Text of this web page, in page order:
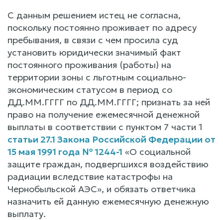
С данным решением истец не согласна,
поскольку постоянно проживает по адресу
пребывания, в связи с чем просила суд
установить юридически значимый факт
постоянного проживания (работы) на
территории зоны с льготным социально-
экономическим статусом в период со
ДД.ММ.ГГГГ по ДД.ММ.ГГГГ; признать за ней
право на получение ежемесячной денежной
выплаты в соответствии с пунктом 7 части 1
статьи 27.1 Закона Российской Федерации от
15 мая 1991 года № 1244-1 «О социальной
защите граждан, подвергшихся воздействию
радиации вследствие катастрофы на
Чернобыльской АЭС», и обязать ответчика
назначить ей данную ежемесячную денежную
выплату.